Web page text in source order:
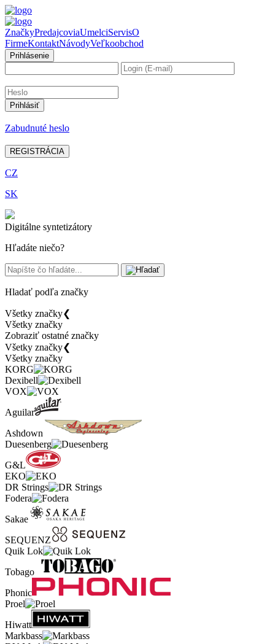
ZnačkyPredajcoviaUmelciServisO
FirmeKontaktNávodyVeľkoobchod
Prihlásenie
Zabudnuté heslo
REGISTRÁCIA
CZ
SK
Digitálne syntetizátory
Hľadáte niečo?
Hladať podľa značky
Všetky značky❮
Všetky značky
Zobraziť ostatné značky
Všetky značky❮
Všetky značky
KORG
Dexibell
VOX
Aguilar
Ashdown
Duesenberg
G&L
EKO
DR Strings
Fodera
Sakae
SEQUENZ
Quik Lok
Tobago
Phonic
Proel
Hiwatt
Markbass